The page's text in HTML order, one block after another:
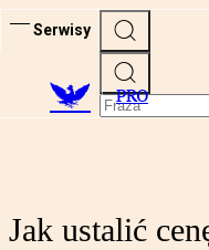
Serwisy
PRO
Jak ustalić